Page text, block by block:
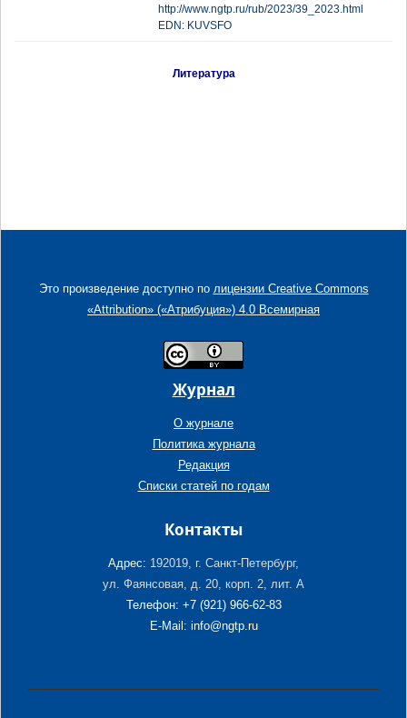
http://www.ngtp.ru/rub/2023/39_2023.html
EDN: KUVSFO
Литература
Это произведение доступно по лицензии Creative Commons
«Attribution» («Атрибуция») 4.0 Всемирная
Журнал
О журнале
Политика журнала
Редакция
Списки статей по годам
Контакты
Адрес: 192019, г. Санкт-Петербург,
ул. Фаянсовая, д. 20, корп. 2, лит. А
Телефон: +7 (921) 966-62-83
E-Mail: info@ngtp.ru